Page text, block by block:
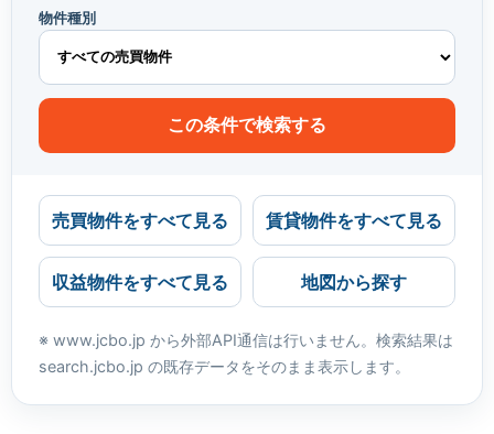
物件種別
この条件で検索する
売買物件をすべて見る 賃貸物件をすべて見る
収益物件をすべて見る 地図から探す
※ www.jcbo.jp から外部API通信は行いません。検索結果は
search.jcbo.jp の既存データをそのまま表示します。